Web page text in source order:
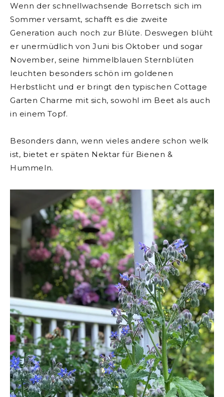
Wenn der schnellwachsende Borretsch sich im
Sommer versamt, schafft es die zweite
Generation auch noch zur Blüte. Deswegen blüht
er unermüdlich von Juni bis Oktober und sogar
November, seine himmelblauen Sternblüten
leuchten besonders schön im goldenen
Herbstlicht und er bringt den typischen Cottage
Garten Charme mit sich, sowohl im Beet als auch
in einem Topf.
Besonders dann, wenn vieles andere schon welk
ist, bietet er späten Nektar für Bienen &
Hummeln.